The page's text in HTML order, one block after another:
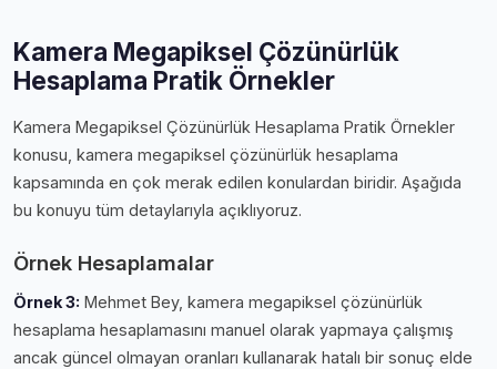
Kamera Megapiksel Çözünürlük
Hesaplama Pratik Örnekler
Kamera Megapiksel Çözünürlük Hesaplama Pratik Örnekler
konusu, kamera megapiksel çözünürlük hesaplama
kapsamında en çok merak edilen konulardan biridir. Aşağıda
bu konuyu tüm detaylarıyla açıklıyoruz.
Örnek Hesaplamalar
Örnek 3: Mehmet Bey, kamera megapiksel çözünürlük
hesaplama hesaplamasını manuel olarak yapmaya çalışmış
ancak güncel olmayan oranları kullanarak hatalı bir sonuç elde